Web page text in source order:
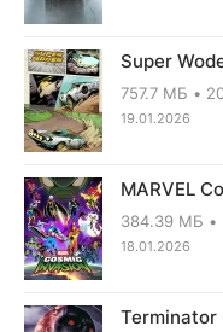
Super
757.7 МБ
19.01.2026
MARVEL
384.39 МБ
18.01.2026
Terminator